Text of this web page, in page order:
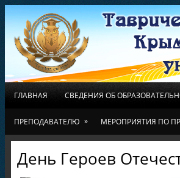
ГЛАВНАЯ СВЕДЕНИЯ ОБ
ПРЕПОДАВАТЕЛЮ » МЕРОПРИЯТИЯ ПО
День Героев